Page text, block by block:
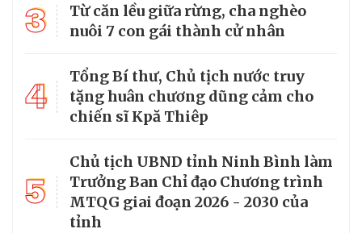
3
Từ căn lều giữa rừng, cha nghèo
nuôi 7 con gái thành cử nhân
4
Tổng Bí thư, Chủ tịch nước truy
tặng huân chương dũng cảm cho
chiến sĩ Kpă Thiêp
5
Chủ tịch UBND tỉnh Ninh Bình làm
Trưởng Ban Chỉ đạo Chương trình
MTQG giai đoạn 2026 - 2030 của
tỉnh